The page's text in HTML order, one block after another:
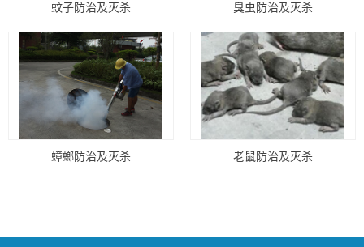
蚊子防治及灭杀 臭虫防治及灭杀
蟑螂防治及灭杀 老鼠防治及灭杀